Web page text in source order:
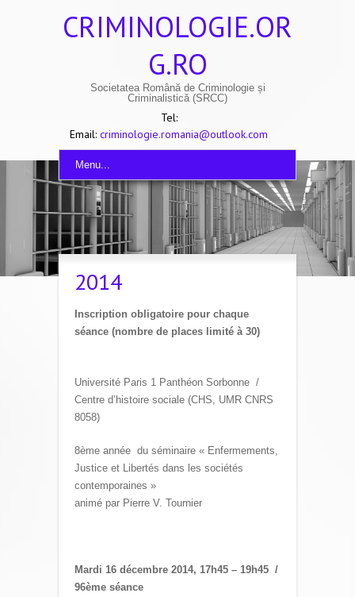
CRIMINOLOGIE.OR
G.RO
Societatea Română de Criminologie și
Criminalistică (SRCC)
Tel:
Email: criminologie.romania@outlook.com
Menu...
2014
Inscription obligatoire pour chaque
séance (nombre de places limité à 30)
Université Paris 1 Panthéon Sorbonne /
Centre d’histoire sociale (CHS, UMR CNRS
8058)
8ème année du séminaire « Enfermements,
Justice et Libertés dans les sociétés
contemporaines »
animé par Pierre V. Tournier
Mardi 16 décembre 2014, 17h45 – 19h45 /
96ème séance